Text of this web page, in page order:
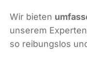
Wir bieten
unserem
so reibungslos